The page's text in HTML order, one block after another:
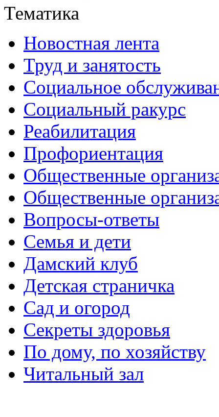
Тематика
Новостная лента
Труд и занятость
Социальное
Социальный ракурс
Реабилитация
Профориентация
Общественные
Общественные
Вопросы-ответы
Семья и дети
Дамский клуб
Детская страничка
Сад и огород
Секреты здоровья
По дому, по хозяйству
Читальный зал